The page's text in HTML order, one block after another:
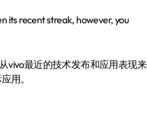
its recent streak, however, you
vivo最近的技术发布和应用表现来
用。